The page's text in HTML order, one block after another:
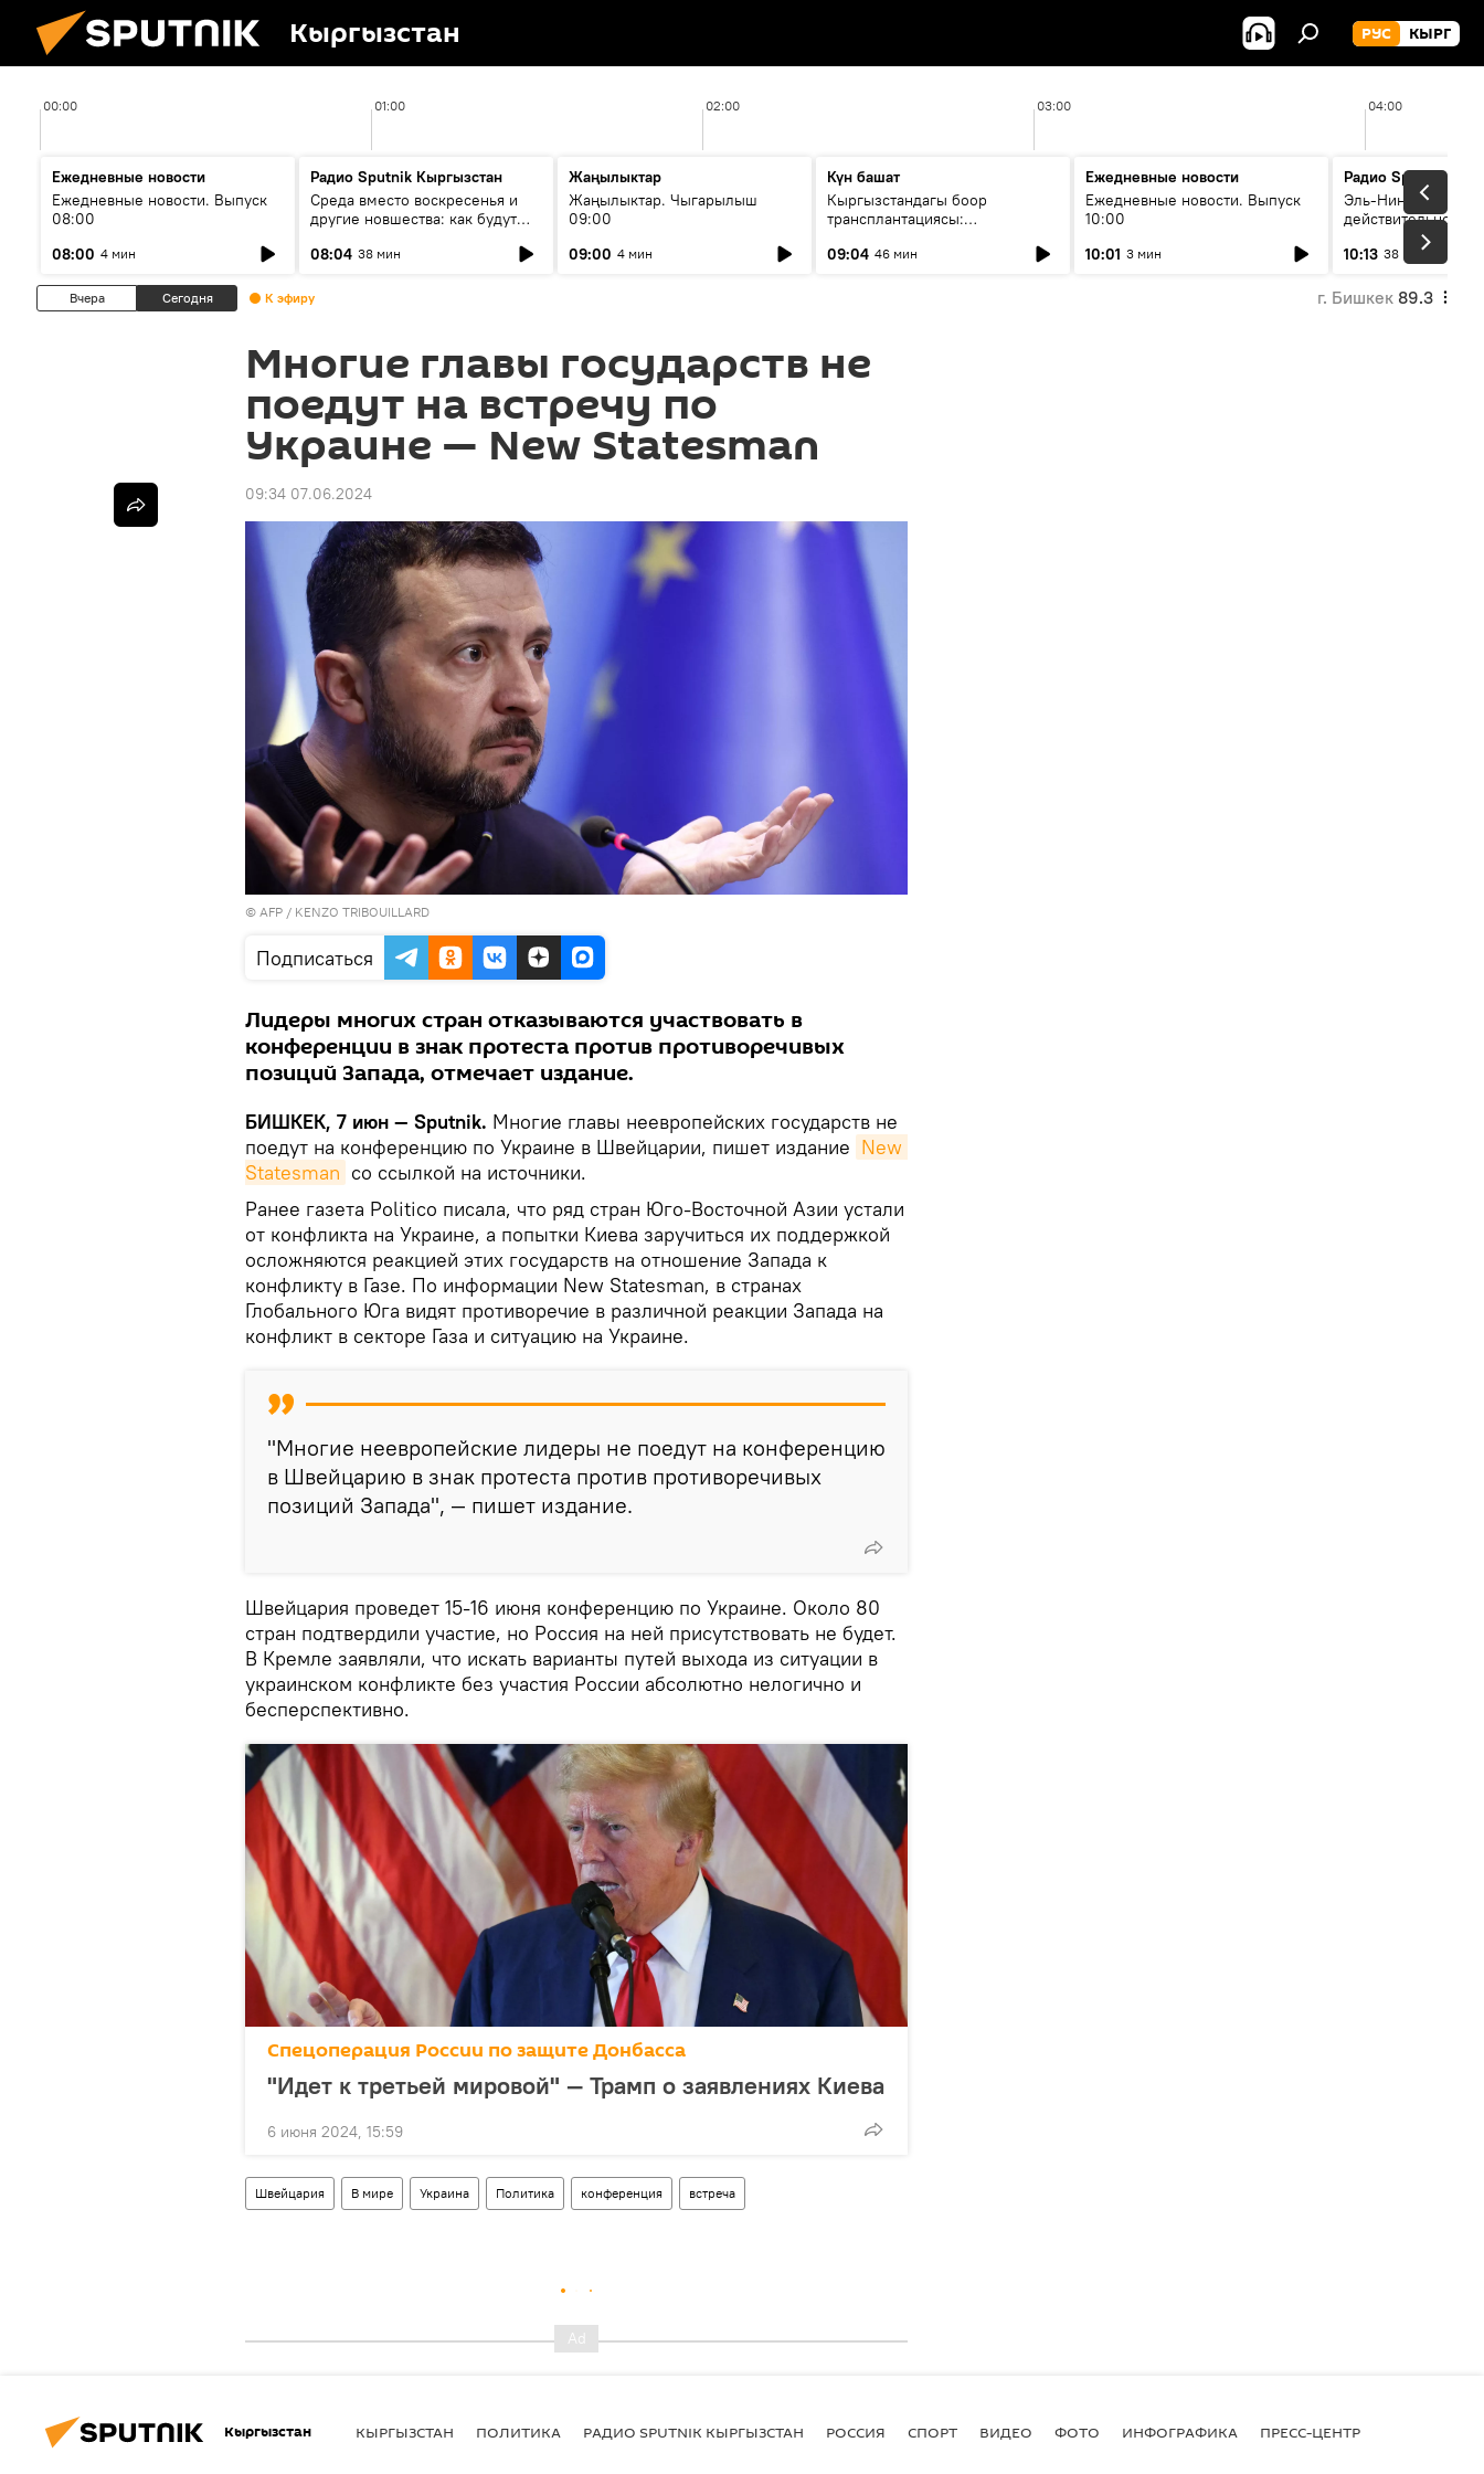
Кыргызстан РУС КЫРГ
00:00 01:00 02:00 03:00 04:00
Ежедневные новости
Ежедневные новости. Выпуск
08:00
08:00 4 мин
Радио Sputnik Кыргызстан
Среда вместо воскресенья и
другие новшества: как будут
08:04 38 мин
Жаңылыктар
Жаңылыктар. Чыгарылыш
09:00
09:00 4 мин
Күн башат
Кыргызстандагы боор
трансплантациясы:
келечеги
09:04 46 мин
Ежедневные новости
Ежедневные новости. Выпуск
10:00
10:01 3 мин
Радио Sputnik
Эль-Ниньо, жара и
действительно
погоду в
10:13 38 мин
Вчера Сегодня К эфиру г. Бишкек 89.3
Многие главы государств не
поедут на встречу по
Украине — New Statesman
09:34 07.06.2024
© AFP / KENZO TRIBOUILLARD
Подписаться
Лидеры многих стран отказываются участвовать в
конференции в знак протеста против противоречивых
позиций Запада, отмечает издание.
БИШКЕК, 7 июн — Sputnik. Многие главы неевропейских государств не
поедут на конференцию по Украине в Швейцарии, пишет издание New
Statesman со ссылкой на источники.
Ранее газета Politico писала, что ряд стран Юго-Восточной Азии устали
от конфликта на Украине, а попытки Киева заручиться их поддержкой
осложняются реакцией этих государств на отношение Запада к
конфликту в Газе. По информации New Statesman, в странах
Глобального Юга видят противоречие в различной реакции Запада на
конфликт в секторе Газа и ситуацию на Украине.
"Многие неевропейские лидеры не поедут на конференцию
в Швейцарию в знак протеста против противоречивых
позиций Запада", — пишет издание.
Швейцария проведет 15-16 июня конференцию по Украине. Около 80
стран подтвердили участие, но Россия на ней присутствовать не будет.
В Кремле заявляли, что искать варианты путей выхода из ситуации в
украинском конфликте без участия России абсолютно нелогично и
бесперспективно.
Спецоперация России по защите Донбасса
"Идет к третьей мировой" — Трамп о заявлениях Киева
6 июня 2024, 15:59
Швейцария В мире Украина Политика конференция встреча
Кыргызстан КЫРГЫЗСТАН ПОЛИТИКА РАДИО SPUTNIK КЫРГЫЗСТАН РОССИЯ СПОРТ ВИДЕО ФОТО ИНФОГРАФИКА ПРЕСС-ЦЕНТР